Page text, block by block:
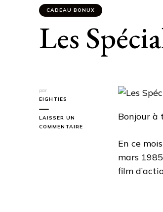
CADEAU BONUX
Les
par
EIGHTIES
LAISSER UN
COMMENTAIRE
SPÉCIALISTES
Bonjour à
En ce
mars
film